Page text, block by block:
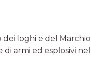
loghi e del Marchio
armi ed esplosivi